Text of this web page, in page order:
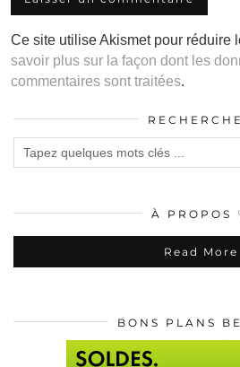
Ce site utilise Akismet pour réduire
savoir plus sur la façon dont les
commentaires sont traitées.
À PROPOS
Read More
BONS PLANS